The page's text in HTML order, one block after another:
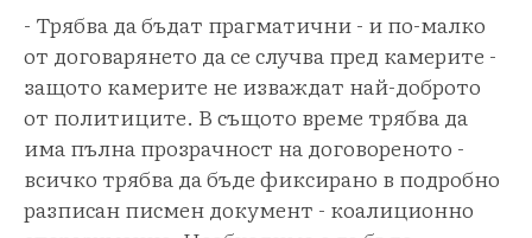
- Трябва да бъдат прагматични - и по-малко
от договарянето да се случва пред камерите -
защото камерите не изваждат най-доброто
от политиците. В същото време трябва да
има пълна прозрачност на договореното -
всичко трябва да бъде фиксирано в подробно
разписан писмен документ - коалиционно